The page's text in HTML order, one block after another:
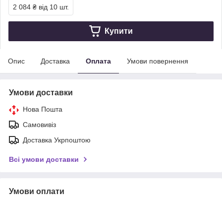
2 084 ₴ від 10 шт.
Купити
Опис Доставка Оплата Умови повернення
Умови доставки
Нова Пошта
Самовивіз
Доставка Укрпоштою
Всі умови доставки
Умови оплати